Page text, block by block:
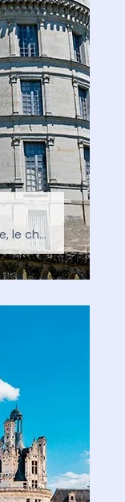
Au cœur du Berry, dans l’Indre, le château de Valençay conjugue héritage médiéval, architecture Renaissance et souvenir de Talleyrand. Un monument d’exception qui traverse les siècles sans perdre de son…